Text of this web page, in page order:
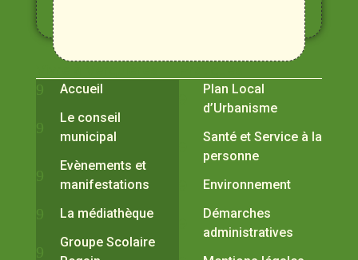
et
Durance
Accueil
Le conseil
municipal
Evènements et
manifestations
La médiathèque
Groupe Scolaire
Plan Local
d’Urbanisme
Santé et Service à la
personne
Environnement
Démarches
administratives